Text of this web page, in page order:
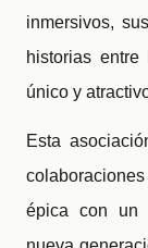
inmersivos,
historias
único y
Esta
épica con un